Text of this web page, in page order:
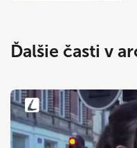
Ďalšie časti v